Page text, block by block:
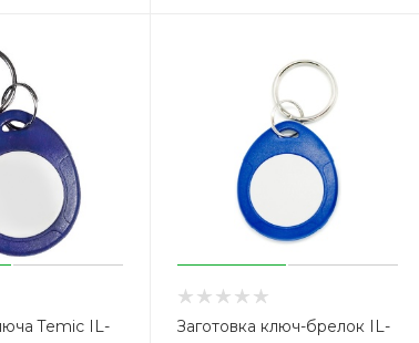
Temic IL-
Заготовка ключ-брелок IL-